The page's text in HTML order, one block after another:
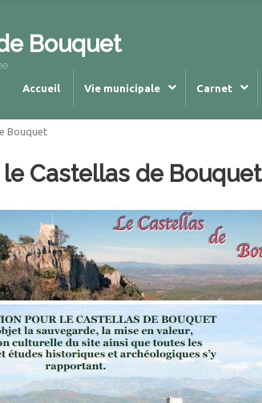
Bouquet
Accueil Vie municipale Carnet
Bouquet
Castellas de Bouquet